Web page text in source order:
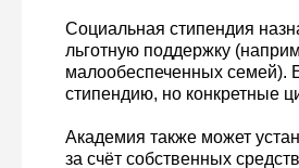
Социальная стипендия
льготную поддержку
малообеспеченных семей).
стипендию, но конкретные
Академия также может
за счёт собственных